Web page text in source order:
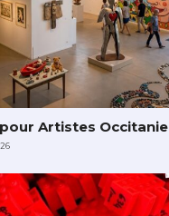
Artistes Occitanie